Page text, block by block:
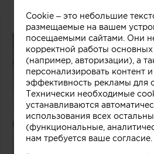
Cookie – это небольшие
размещаемые на вашем
посещаемыми сайтами. Они
корректной работы
(например, авторизации), а
персонализировать контент
эффективность рекламы для
Технически необходимые
устанавливаются
использования всех
(функциональные,
нам требуется ваше согласие.